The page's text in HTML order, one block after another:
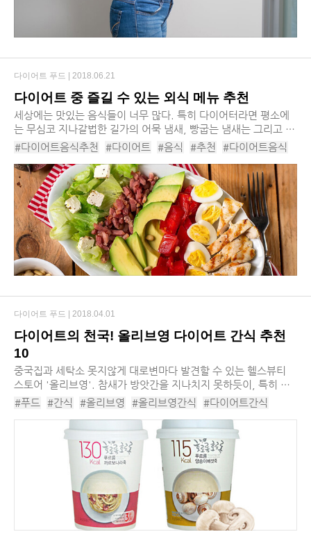
다이어트 중 즐길 수 있는 외식 메뉴 추천
세상에는 맛있는 음식들이 너무 많다. 특히 다이어터라면 평소에
는 무심코 지나갈법한 길가의 어묵 냄새, 빵굽는 냄새는 그리고 삼
겹살집의 고기 굽는 냄새까지 순간 자제력이 사라질 정도로 치명
#다이어트음식추천 #다이어트 #음식 #추천
#다이어트음식
#다이어트중외식 #살안찌는외식 #저칼로리외식
#살안찌는메뉴
다이어트 푸드 | 2018.06.21
다이어트의 천국! 올리브영 다이어트 간식 추천
10
중국집과 세탁소 못지않게 대로변마다 발견할 수 있는 헬스뷰티
스토어 '올리브영'. 참새가 방앗간을 지나치지 못하듯이, 특히 여
자들이라면 올리브영을 쉽게 지나치지 못한다. 친구를 기다리느라
#푸드 #간식 #올리브영 #올리브영간식
#다이어트간식
#올리브영다이어트간식추천 #올리브영간식추천
#다이어트간식추천
다이어트 푸드 | 2018.04.01